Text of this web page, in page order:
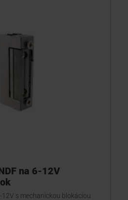
na 6-12V
s mechanickou blokáciou